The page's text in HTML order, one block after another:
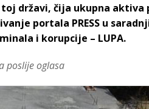
državi, čija ukupna aktiva
portala PRESS u
i korupcije – LUPA.
poslije oglasa